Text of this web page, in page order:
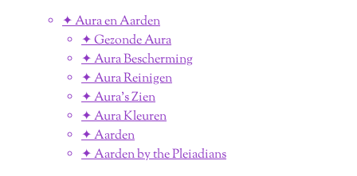
✦ Aura en Aarden
✦ Gezonde Aura
✦ Aura Bescherming
✦ Aura Reinigen
✦ Aura's Zien
✦ Aura Kleuren
✦ Aarden
✦ Aarden by the Pleiadians